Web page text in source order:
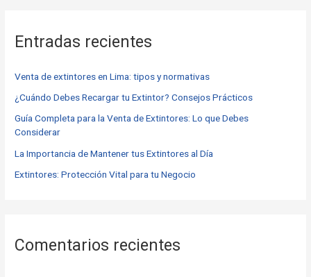
a
p
o
r
:
Entradas recientes
Venta de extintores en Lima: tipos y normativas
¿Cuándo Debes Recargar tu Extintor? Consejos Prácticos
Guía Completa para la Venta de Extintores: Lo que Debes
Considerar
La Importancia de Mantener tus Extintores al Día
Extintores: Protección Vital para tu Negocio
Comentarios recientes